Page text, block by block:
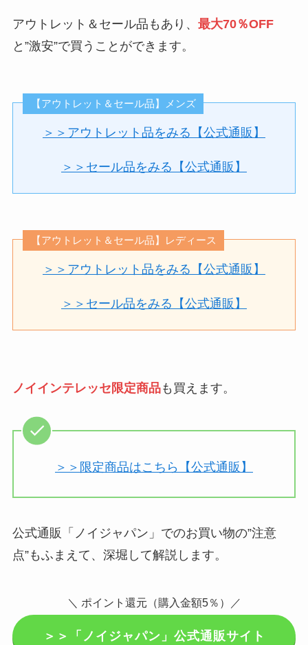
アウトレット＆セール品もあり、 最大70％OFF
と”激安”で買うことができます。
【アウトレット＆セール品】メンズ
＞＞アウトレット品をみる【公式通販】
＞＞セール品をみる【公式通販】
【アウトレット＆セール品】レディース
＞＞アウトレット品をみる【公式通販】
＞＞セール品をみる【公式通販】
ノイインテレッセ限定商品も買えます。
＞＞限定商品はこちら【公式通販】
公式通販「ノイジャパン」でのお買い物の”注意
点”もふまえて、深堀して解説します。
＼ ポイント還元（購入金額5％）／
＞＞「ノイジャパン」公式通販サイト